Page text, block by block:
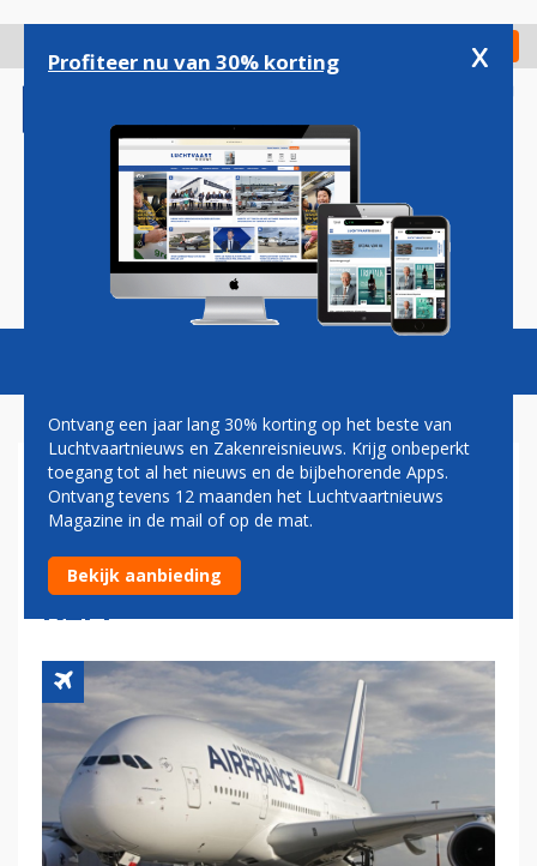
gaan
Check in
Magazine Podcasts Vacatures
'DIRECTEUR
DIAMANTBEDRIJF IN BEELD
ALS TOPMAN AIR FRANCE-
KLM'
Profiteer nu van 30% korting x
Ontvang een jaar lang 30% korting op het beste van
Luchtvaartnieuws en Zakenreisnieuws. Krijg onbeperkt
toegang tot al het nieuws en de bijbehorende Apps.
Ontvang tevens 12 maanden het Luchtvaartnieuws
Magazine in de mail of op de mat.
Bekijk aanbieding